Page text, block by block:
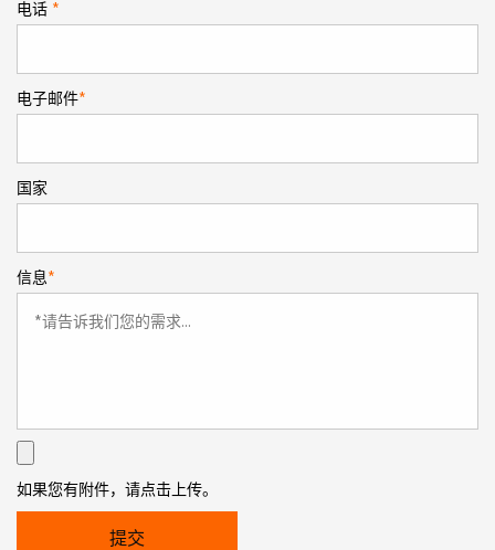
电话 *
电子邮件*
国家
信息*
如果您有附件，请点击上传。